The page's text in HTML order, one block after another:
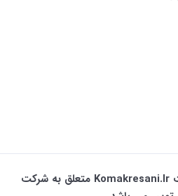
تمامی حقوق و اطلاعات سایت Komakresani.ir متعلق به شرکت